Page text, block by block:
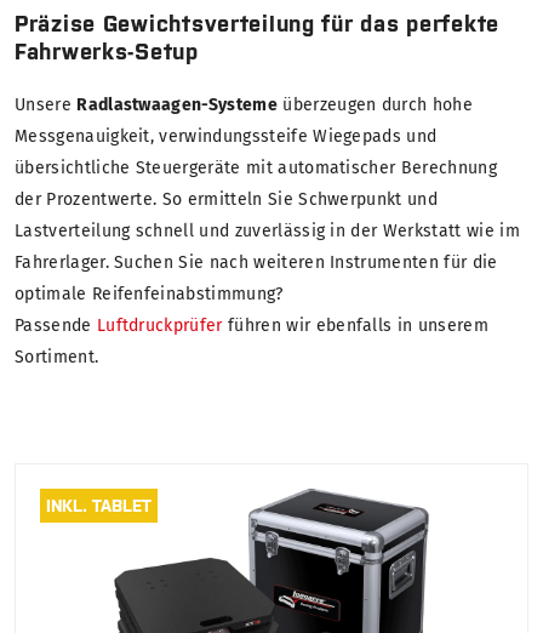
Präzise Gewichtsverteilung für das perfekte
Fahrwerks-Setup
Unsere Radlastwaagen-Systemeüberzeugen durch hohe
Messgenauigkeit, verwindungssteife Wiegepads und
übersichtliche Steuergeräte mit automatischer Berechnung
der Prozentwerte. So ermitteln Sie Schwerpunkt und
Lastverteilung schnell und zuverlässig in der Werkstatt wie im
Fahrerlager. Suchen Sie nach weiteren Instrumenten für die
optimale Reifenfeinabstimmung?
Passende Luftdruckprüferführen wir ebenfalls in unserem
Sortiment.
INKL. TABLET